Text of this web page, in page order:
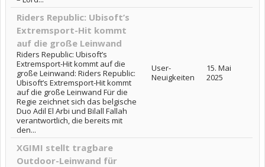
Riders Republic: Ubisoft’s
Extremsport-Hit kommt
auf die große Leinwand
Riders Republic: Ubisoft’s
Extremsport-Hit kommt auf die
große Leinwand: Riders Republic:
Ubisoft’s Extremsport-Hit kommt
auf die große Leinwand Für die
Regie zeichnet sich das belgische
Duo Adil El Arbi und Bilall Fallah
verantwortlich, die bereits mit
den...
User-
Neuigkeiten
15. Mai
2025
XGIMI stellt tragbare
Outdoor-Leinwand für